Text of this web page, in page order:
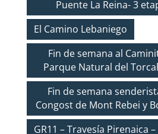
Puente La Reina- 3
El Camino Lebaniego
Fin de semana al
Parque Natural del
Fin de semana
Congost de Mont Rebei y
GR11 – Travesía Pirenaica